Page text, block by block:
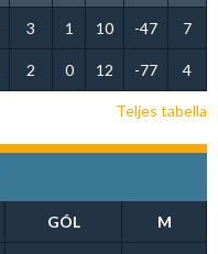
3 1 10 -47 7
2 0 12 -77 4
Teljes tabella
GÓL M